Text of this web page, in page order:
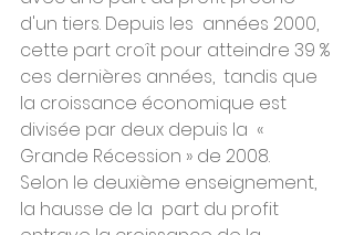
d'un tiers. Depuis les  années 2000,
cette part croît pour atteindre 39 %
ces dernières années,  tandis que
la croissance économique est
divisée par deux depuis la  «
Grande Récession » de 2008.
Selon le deuxième enseignement,
la hausse de la  part du profit